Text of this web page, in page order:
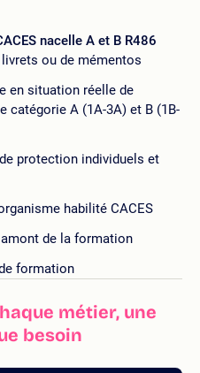
nacelle A et B R486
ou de mémentos
en situation réelle de
catégorie A (1A-3A) et B (1B-
protection individuels et
habilité CACES
de la formation
formation
métier, une
besoin